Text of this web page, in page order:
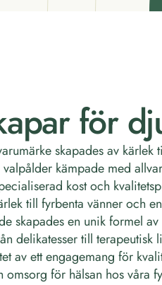
för
skapades av kärlek
valpålder kämpade med
kost och
till fyrbenta vänner och
skapades en unik formel
delikatesser till terapeutisk
av ett engagemang för
omsorg för hälsan hos våra